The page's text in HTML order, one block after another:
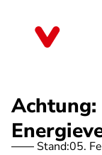
Stand:05.